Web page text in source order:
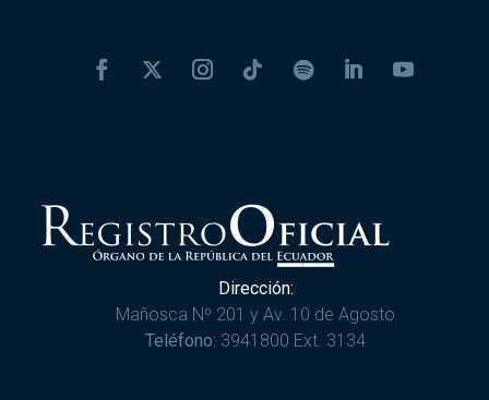
Dirección:
Mañosca Nº 201 y Av. 10 de Agosto
Teléfono: 3941800 Ext. 3134